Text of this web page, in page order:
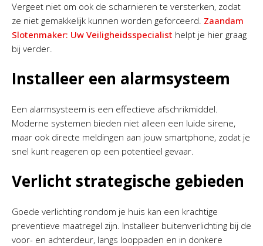
Vergeet niet om ook de scharnieren te versterken, zodat
ze niet gemakkelijk kunnen worden geforceerd. Zaandam
Slotenmaker: Uw Veiligheidsspecialist helpt je hier graag
bij verder.
Installeer een alarmsysteem
Een alarmsysteem is een effectieve afschrikmiddel.
Moderne systemen bieden niet alleen een luide sirene,
maar ook directe meldingen aan jouw smartphone, zodat je
snel kunt reageren op een potentieel gevaar.
Verlicht strategische gebieden
Goede verlichting rondom je huis kan een krachtige
preventieve maatregel zijn. Installeer buitenverlichting bij de
voor- en achterdeur, langs looppaden en in donkere